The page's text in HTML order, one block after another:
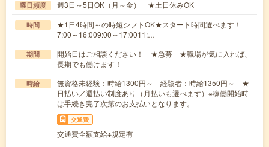
曜日頻度 週3日～5日OK（月～金） ★土日休みOK
時間
★1日4時間～の時短シフトOK★スタート時間選べます！
7:00～16:009:00～17:0011:…
期間
開始日はご相談ください！ ★急募 ★職場が気に入れば、
長期でも働けます！
時給
無資格未経験：時給1300円～ 経験者：時給1350円～ ★
日払い／週払い制度あり（月払いも選べます）※稼働開始時
は手続き完了次第のお支払いとなります。
交通費
交通費全額支給※規定有